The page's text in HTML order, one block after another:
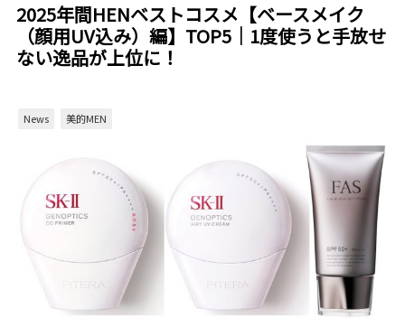
2025年間HENベストコスメ【ベースメイク
（顔用UV込み）編】TOP5｜1度使うと手放せ
ない逸品が上位に！
News 美的MEN